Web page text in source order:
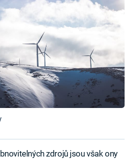
zdrojů jsou však ony